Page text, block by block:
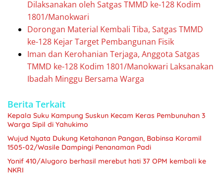
Dilaksanakan oleh Satgas TMMD ke-128 Kodim
1801/Manokwari
Dorongan Material Kembali Tiba, Satgas TMMD
ke-128 Kejar Target Pembangunan Fisik
Iman dan Kerohanian Terjaga, Anggota Satgas
TMMD ke-128 Kodim 1801/Manokwari Laksanakan
Ibadah Minggu Bersama Warga
Berita Terkait
Kepala Suku Kampung Suskun Kecam Keras Pembunuhan 3
Warga Sipil di Yahukimo
Wujud Nyata Dukung Ketahanan Pangan, Babinsa Koramil
1505-02/Wasile Dampingi Penanaman Padi
Yonif 410/Alugoro berhasil merebut hati 37 OPM kembali ke
NKRI